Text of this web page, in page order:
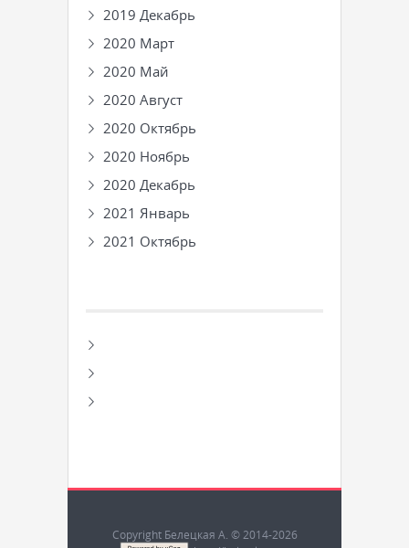
2019 Декабрь
2020 Март
2020 Май
2020 Август
2020 Октябрь
2020 Ноябрь
2020 Декабрь
2021 Январь
2021 Октябрь
Copyright Белецкая А. © 2014-2026